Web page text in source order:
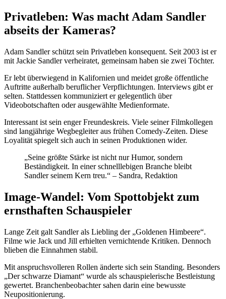
Privatleben: Was macht Adam Sandler
abseits der Kameras?
Adam Sandler schützt sein Privatleben konsequent. Seit 2003 ist er
mit Jackie Sandler verheiratet, gemeinsam haben sie zwei Töchter.
Er lebt überwiegend in Kalifornien und meidet große öffentliche
Auftritte außerhalb beruflicher Verpflichtungen. Interviews gibt er
selten. Stattdessen kommuniziert er gelegentlich über
Videobotschaften oder ausgewählte Medienformate.
Interessant ist sein enger Freundeskreis. Viele seiner Filmkollegen
sind langjährige Wegbegleiter aus frühen Comedy-Zeiten. Diese
Loyalität spiegelt sich auch in seinen Produktionen wider.
„Seine größte Stärke ist nicht nur Humor, sondern
Beständigkeit. In einer schnelllebigen Branche bleibt
Sandler seinem Kern treu.“ – Sandra, Redaktion
Image-Wandel: Vom Spottobjekt zum
ernsthaften Schauspieler
Lange Zeit galt Sandler als Liebling der „Goldenen Himbeere“.
Filme wie Jack und Jill erhielten vernichtende Kritiken. Dennoch
blieben die Einnahmen stabil.
Mit anspruchsvolleren Rollen änderte sich sein Standing. Besonders
„Der schwarze Diamant“ wurde als schauspielerische Bestleistung
gewertet. Branchenbeobachter sahen darin eine bewusste
Neupositionierung.